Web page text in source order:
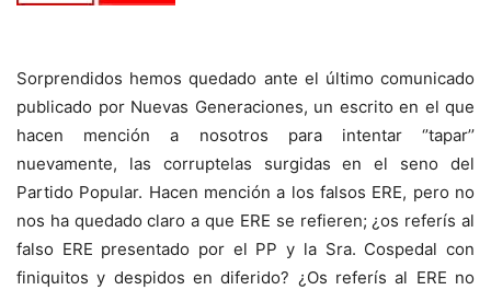
Sorprendidos hemos quedado ante el último comunicado
publicado por Nuevas Generaciones, un escrito en el que
hacen mención a nosotros para intentar ‘’tapar’’
nuevamente, las corruptelas surgidas en el seno del
Partido Popular. Hacen mención a los falsos ERE, pero no
nos ha quedado claro a que ERE se refieren; ¿os referís al
falso ERE presentado por el PP y la Sra. Cospedal con
finiquitos y despidos en diferido? ¿Os referís al ERE no